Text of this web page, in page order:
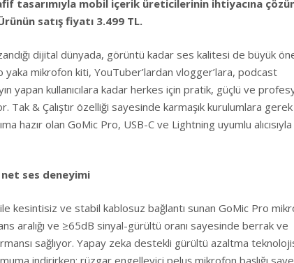
tasarımıyla mobil içerik üreticilerinin ihtiyacına
satış fiyatı 3.499 TL.
dijital dünyada, görüntü kadar ses kalitesi de büyük
yaka mikrofon kiti, YouTuber’lardan vlogger’lara, podcast
yapan kullanıcılara kadar herkes için pratik, güçlü ve
Tak & Çalıştır özelliği sayesinde karmaşık kurulumlara gerek
hazır olan GoMic Pro, USB-C ve Lightning uyumlu
ses deneyimi
ile kesintisiz ve stabil kablosuz bağlantı sunan GoMic Pro
aralığı ve ≥65dB sinyal-gürültü oranı sayesinde berrak ve
sağlıyor. Yapay zeka destekli gürültü azaltma
indirirken; rüzgar engelleyici peluş mikrofon başlığı